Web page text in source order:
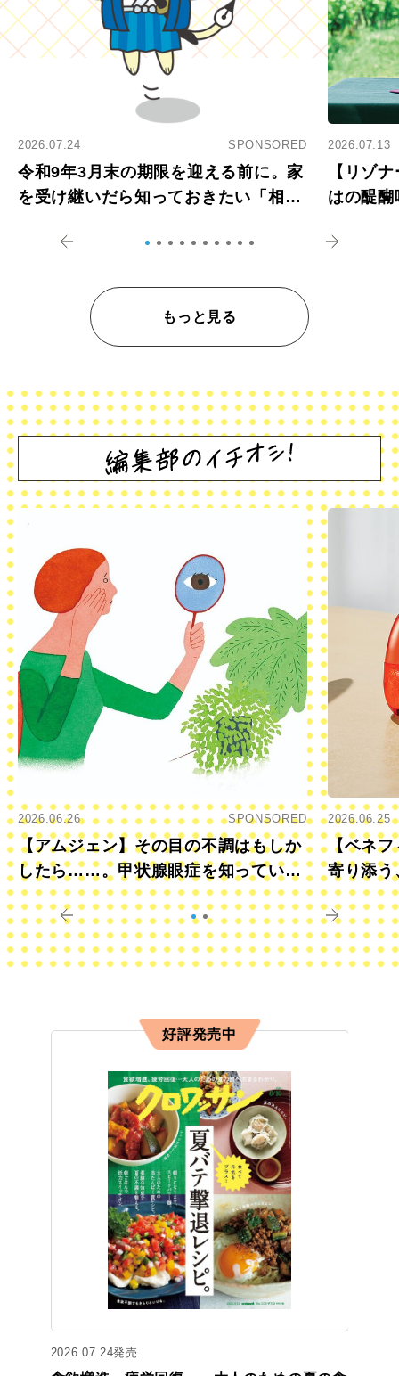
2026.07.24 SPONSORED
令和9年3月末の期限を迎える前に。家
を受け継いだら知っておきたい「相続
2026.07.13
【リゾ
はの醍
もっと見る
2026.06.26 SPONSORED
【アムジェン】その目の不調はもしか
したら……。甲状腺眼症を知っていま
すか？
2026.06.25
【ベネフ
寄り添う
きに
好評発売中
2026.07.24発売